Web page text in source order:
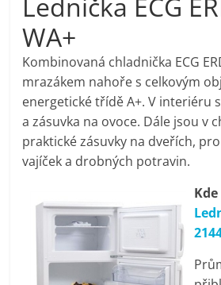
porovnání,
pračky,
televize,
notebooky,
mobilní
telefony,
WA+
Kombinovaná chladnička ECG
mrazákem nahoře s celkovým
energetické třídě A+. V interiéru
a zásuvka na ovoce. Dále jsou v
praktické zásuvky na dveřích,
vajíček a drobných potravin.